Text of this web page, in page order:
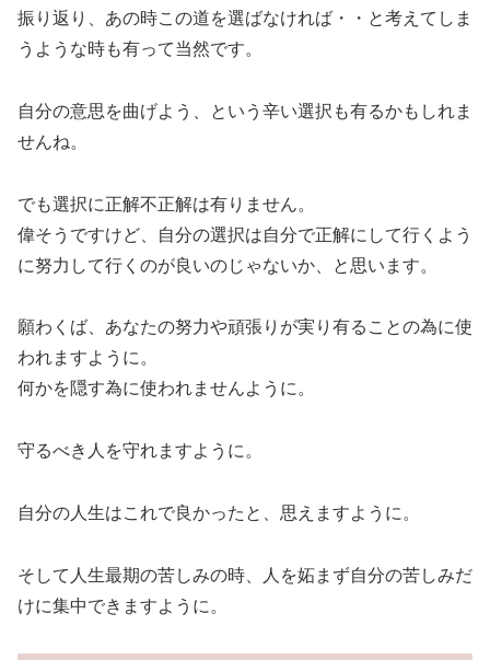
振り返り、あの時この道を選ばなければ・・と考えてしま
うような時も有って当然です。
自分の意思を曲げよう、という辛い選択も有るかもしれま
せんね。
でも選択に正解不正解は有りません。
偉そうですけど、自分の選択は自分で正解にして行くよう
に努力して行くのが良いのじゃないか、と思います。
願わくば、あなたの努力や頑張りが実り有ることの為に使
われますように。
何かを隠す為に使われませんように。
守るべき人を守れますように。
自分の人生はこれで良かったと、思えますように。
そして人生最期の苦しみの時、人を妬まず自分の苦しみだ
けに集中できますように。